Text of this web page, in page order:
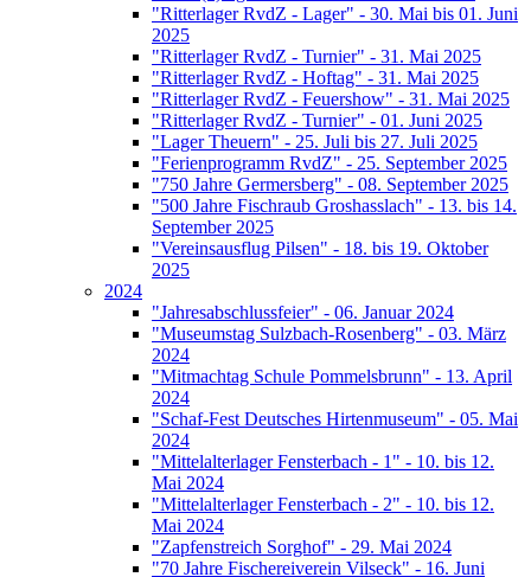
"Ritterlager RvdZ - Lager" - 30. Mai bis 01. Juni
2025
"Ritterlager RvdZ - Turnier" - 31. Mai 2025
"Ritterlager RvdZ - Hoftag" - 31. Mai 2025
"Ritterlager RvdZ - Feuershow" - 31. Mai 2025
"Ritterlager RvdZ - Turnier" - 01. Juni 2025
"Lager Theuern" - 25. Juli bis 27. Juli 2025
"Ferienprogramm RvdZ" - 25. September 2025
"750 Jahre Germersberg" - 08. September 2025
"500 Jahre Fischraub Groshasslach" - 13. bis 14.
September 2025
"Vereinsausflug Pilsen" - 18. bis 19. Oktober
2025
2024
"Jahresabschlussfeier" - 06. Januar 2024
"Museumstag Sulzbach-Rosenberg" - 03. März
2024
"Mitmachtag Schule Pommelsbrunn" - 13. April
2024
"Schaf-Fest Deutsches Hirtenmuseum" - 05. Mai
2024
"Mittelalterlager Fensterbach - 1" - 10. bis 12.
Mai 2024
"Mittelalterlager Fensterbach - 2" - 10. bis 12.
Mai 2024
"Zapfenstreich Sorghof" - 29. Mai 2024
"70 Jahre Fischereiverein Vilseck" - 16. Juni